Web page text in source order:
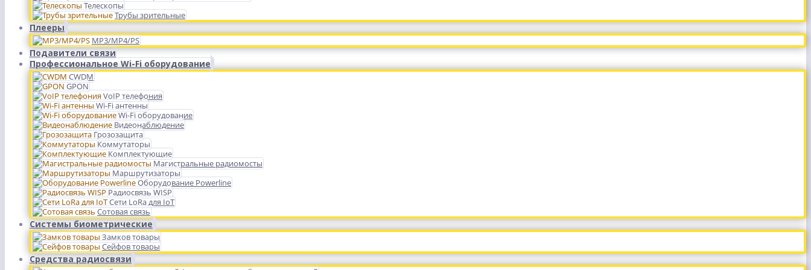
Телескопы
Трубы зрительные
Плееры
MP3/MP4/PS
Подавители связи
Профессиональное Wi-Fi оборудование
CWDM
GPON
VoIP телефония
Wi-Fi антенны
Wi-Fi оборудование
Видеонаблюдение
Грозозащита
Коммутаторы
Комплектующие
Магистральные радиомосты
Маршрутизаторы
Оборудование Powerline
Радиосвязь WISP
Сети LoRa для IoT
Сотовая связь
Системы биометрические
Замков товары
Сейфов товары
Средства радиосвязи